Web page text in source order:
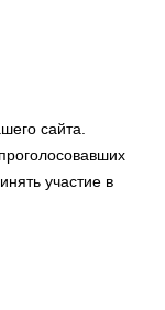
сайта.
участие в